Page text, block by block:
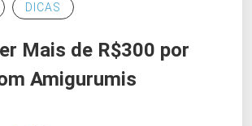
DICAS
Mais de R$300 por
Amigurumis